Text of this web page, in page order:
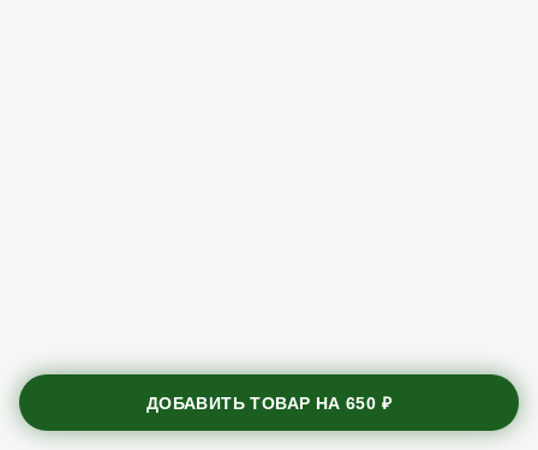
ДОБАВИТЬ ТОВАР НА650 ₽